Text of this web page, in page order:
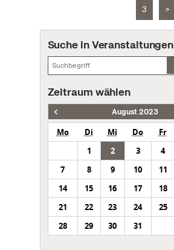
3 >
Suche in Veranstaltungen
Zeitraum wählen
August 2023
Mo Di Mi Do Fr
1
2 3 4
7
8 9 10 11
14
15 16 17 18
21
22 23 24 25
28
29 30 31